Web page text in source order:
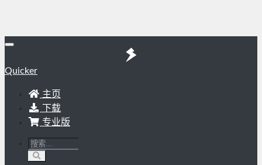
Quicker
主页
下载
专业版